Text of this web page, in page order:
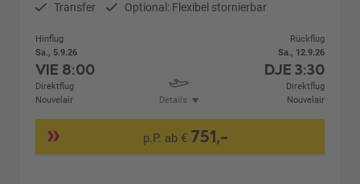
Transfer Optional: Flexibel stornierbar
Hinflug
Sa., 5.9.26
VIE 8:00
Direktflug
Nouvelair
Details
Rückflug
Sa., 12.9.26
DJE 3:30
Direktflug
Nouvelair
p.P. ab € 751,-